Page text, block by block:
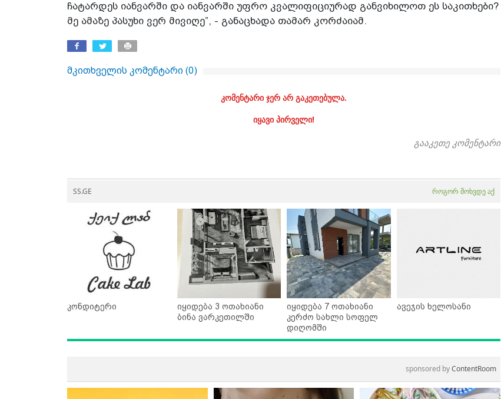
ჩატარდეს იანვარში და იანვარში უფრო კვალიფიციურად განვიხილოთ ეს საკითხები?
მე ამაზე პასუხი ვერ მივიღე”, - განაცხადა თამარ კორძაიამ.
მკითხველის კომენტარი (0)
კომენტარი ჯერ არ გაკეთებულა.
იყავი პირველი!
გააკეთე კომენტარი
SS.GE როგორ მოხვდე აქ
კონდიტერი
იყიდება 3 ოთახიანი
ბინა ვარკეთილში
იყიდება 7 ოთახიანი
კერძო სახლი სოფელ
დიღომში
ავეჯის ხელოსანი
sponsored byContentRoom